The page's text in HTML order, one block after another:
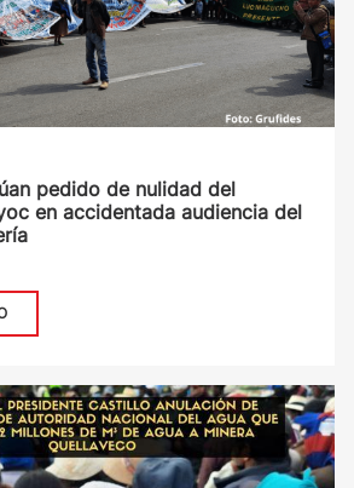
pedido de nulidad del
en accidentada audiencia del